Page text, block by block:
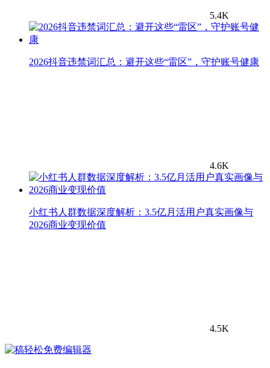
5.4K
2026抖音违禁词汇总：避开这些“雷区”，守护账号健康
4.6K
小红书人群数据深度解析：3.5亿月活用户真实画像与
2026商业变现价值
4.5K